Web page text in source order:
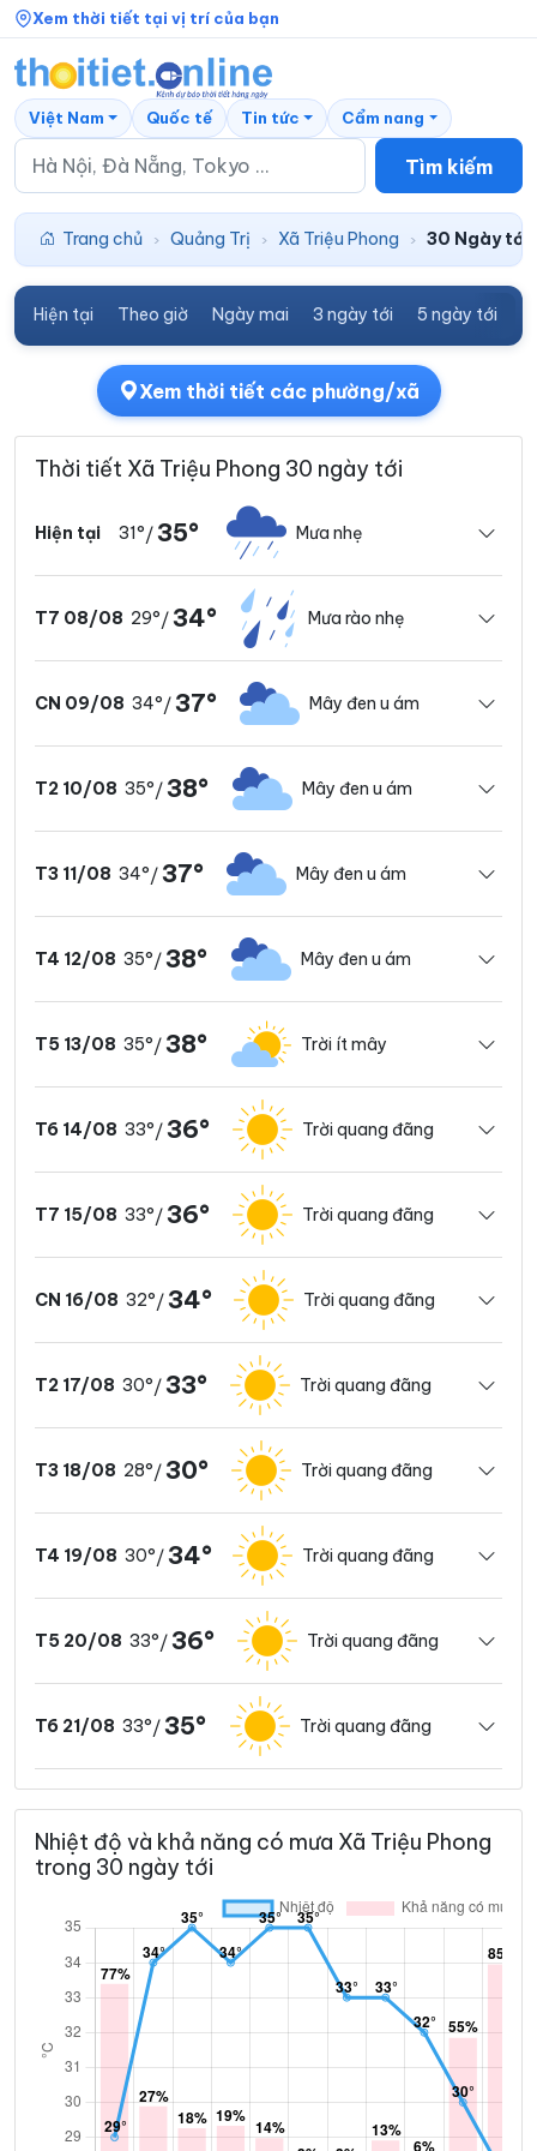
Xem thời tiết tại vị trí của bạn
Tìm kiếm
Việt Nam Quốc tế Tin tức Cẩm nang
Trang chủ › Quảng Trị › Xã Triệu Phong › 30 Ngày tới
Hiện tại Theo giờ Ngày mai 3 ngày tới 5 ngày tới
Xem thời tiết các phường/xã
Thời tiết Xã Triệu Phong 30 ngày tới
Hiện tại 31°/ 35° Mưa nhẹ
T7 08/08 29°/ 34° Mưa rào nhẹ
CN 09/08 34°/ 37° Mây đen u ám
T2 10/08 35°/ 38° Mây đen u ám
T3 11/08 34°/ 37° Mây đen u ám
T4 12/08 35°/ 38° Mây đen u ám
T5 13/08 35°/ 38° Trời ít mây
T6 14/08 33°/ 36° Trời quang đãng
T7 15/08 33°/ 36° Trời quang đãng
CN 16/08 32°/ 34° Trời quang đãng
T2 17/08 30°/ 33° Trời quang đãng
T3 18/08 28°/ 30° Trời quang đãng
T4 19/08 30°/ 34° Trời quang đãng
T5 20/08 33°/ 36° Trời quang đãng
T6 21/08 33°/ 35° Trời quang đãng
Nhiệt độ và khả năng có mưa Xã Triệu Phong
trong 30 ngày tới